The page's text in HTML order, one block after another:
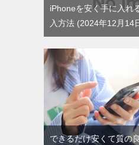
iPhoneを安く手に入れ
入方法
2024年12月14
できるだけ安くて質の